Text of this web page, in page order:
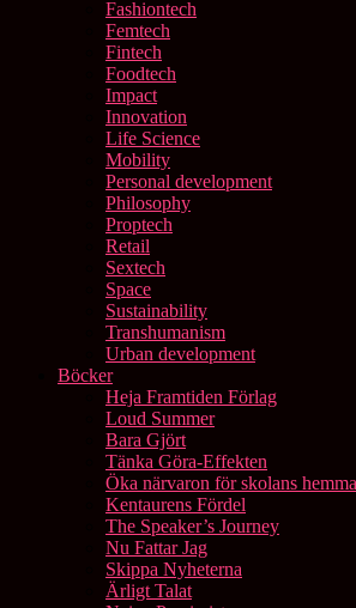
Fashiontech
Femtech
Fintech
Foodtech
Impact
Innovation
Life Science
Mobility
Personal development
Philosophy
Proptech
Retail
Sextech
Space
Sustainability
Transhumanism
Urban development
Böcker
Heja Framtiden Förlag
Loud Summer
Bara Gjört
Tänka Göra-Effekten
Öka närvaron för skolans
Kentaurens Fördel
The Speaker’s Journey
Nu Fattar Jag
Skippa Nyheterna
Ärligt Talat